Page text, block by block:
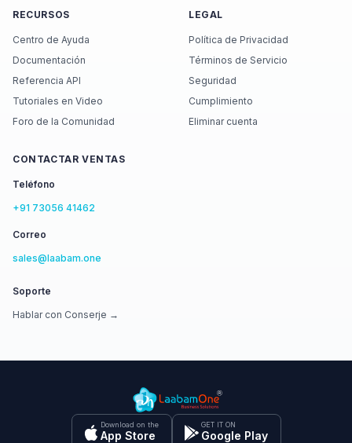
RECURSOS
Centro de Ayuda
Documentación
Referencia API
Tutoriales en Video
Foro de la Comunidad
LEGAL
Política de Privacidad
Términos de Servicio
Seguridad
Cumplimiento
Eliminar cuenta
CONTACTAR VENTAS
Teléfono
+91 73056 41462
Correo
sales@laabam.one
Soporte
Hablar con Conserje →
Download on the
App Store
GET IT ON
Google Play